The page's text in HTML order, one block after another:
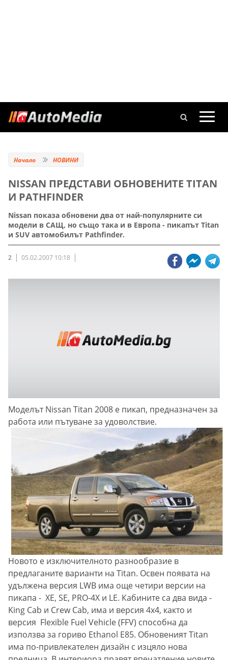
Начало НОВИНИ
NISSAN ПРЕДСТАВИ ОБНОВЕНИТЕ TITAN
И PATHFINDER
Nissan показа обновени два от най-популярните си
модели в САЩ, но също така и в Европа - пикапът Titan
и SUV автомобилът Pathfinder.
2 05.02.2007 10:18
Моделът Nissan Titan 2008 е пикап, предназначен за
работа или пътуване за удоволствие.
Новото е изключителното разнообразие в
предлаганите варианти на Titan. Освен появата на
удължена версия LWB има още четири версии на
пикапа - XE, SE, PRO-4X и LE. Кабините са два вида -
King Cab и Crew Cab, има и версия 4x4, както и
версия Flexible Fuel Vehicle (FFV) способна да
използва за гориво Ethanol E85. Обновеният Titan
има по-привлекателен дизайн с изцяло нова